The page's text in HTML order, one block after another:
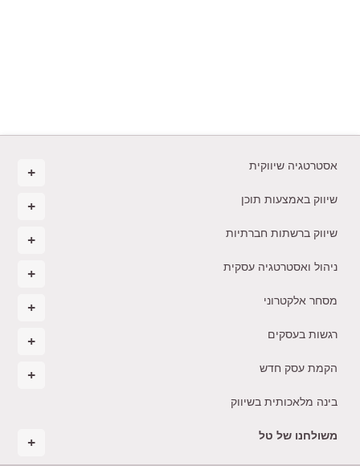
אסטרטגיה שיווקית
שיווק באמצעות תוכן
שיווק ברשתות חברתיות
ניהול ואסטרטגיה עסקית
מסחר אלקטרוני
רגשות בעסקים
הקמת עסק חדש
בינה מלאכותית בשיווק
משולחנו של טל